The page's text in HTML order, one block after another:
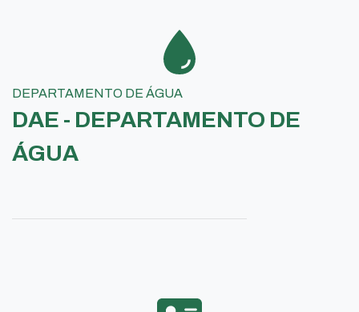
DEPARTAMENTO DE ÁGUA
DAE - DEPARTAMENTO DE
ÁGUA